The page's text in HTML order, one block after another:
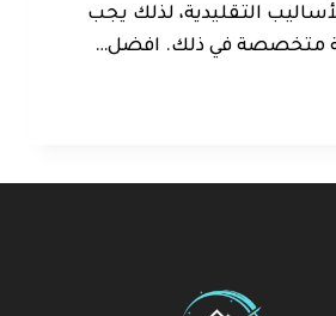
التقليدية، لذلك يجب
متخصصة في ذلك. افضل…